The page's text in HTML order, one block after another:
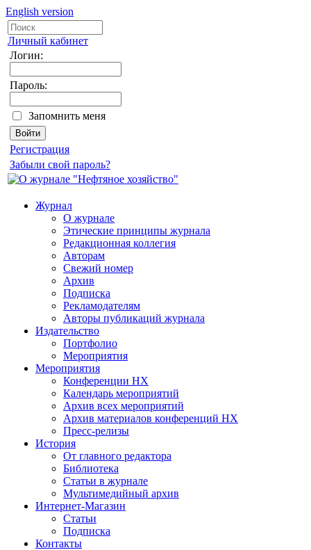
English version
Личный кабинет
Логин:
Пароль:
Запомнить меня
Регистрация
Забыли свой пароль?
Журнал
О журнале
Этические принципы журнала
Редакционная коллегия
Авторам
Свежий номер
Архив
Подписка
Рекламодателям
Авторы публикаций журнала
Издательство
Портфолио
Мероприятия
Мероприятия
Конференции НХ
Календарь мероприятий
Архив всех мероприятий
Архив материалов конференций НХ
Пресс-релизы
История
От главного редактора
Библиотека
Статьи в журнале
Мультимедийный архив
Интернет-Магазин
Статьи
Подписка
Контакты